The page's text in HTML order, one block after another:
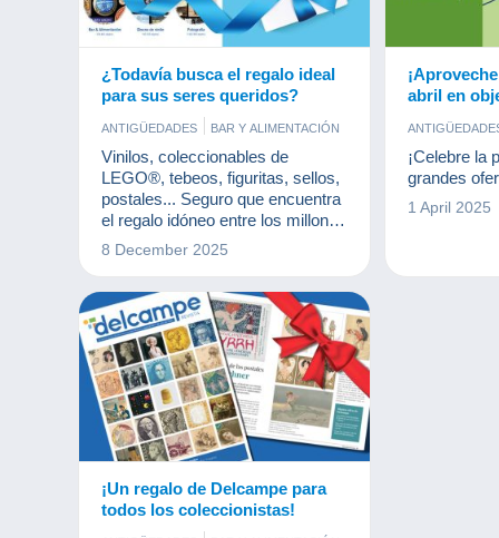
¿Todavía busca el regalo ideal
para sus seres queridos?
ANTIGÜEDADES
BAR Y ALIMENTACIÓN
CÓMICS
DOCUMENTOS ANTIGUOS
FOTOGRAFÍA
JOYAS
JUEGOS
LIBROS Y REVISTAS
MONEDAS & BILLETES
POSTALES
SELLOS
Vinilos, coleccionables de
LEGO®, tebeos, figuritas, sellos,
postales... Seguro que encuentra
el regalo idóneo entre los millones
de objetos de colección
8 December 2025
abril en
en
COMERCIAL
MONEDAS &
¡Celebre la
grandes
1 April 2025
¡Un regalo de Delcampe para
todos los coleccionistas!